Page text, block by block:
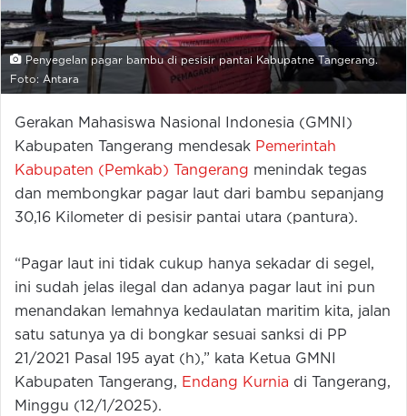
Penyegelan pagar bambu di pesisir pantai Kabupatne Tangerang.
Foto: Antara
Gerakan Mahasiswa Nasional Indonesia (GMNI)
Kabupaten Tangerang mendesak Pemerintah
Kabupaten (Pemkab) Tangerang menindak tegas
dan membongkar pagar laut dari bambu sepanjang
30,16 Kilometer di pesisir pantai utara (pantura).
“Pagar laut ini tidak cukup hanya sekadar di segel,
ini sudah jelas ilegal dan adanya pagar laut ini pun
menandakan lemahnya kedaulatan maritim kita, jalan
satu satunya ya di bongkar sesuai sanksi di PP
21/2021 Pasal 195 ayat (h),” kata Ketua GMNI
Kabupaten Tangerang, Endang Kurnia di Tangerang,
Minggu (12/1/2025).